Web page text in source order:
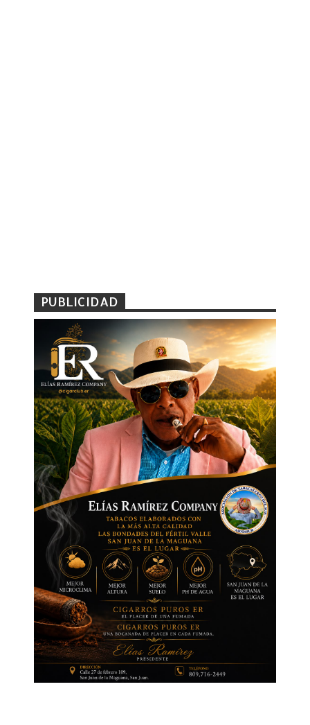
PUBLICIDAD